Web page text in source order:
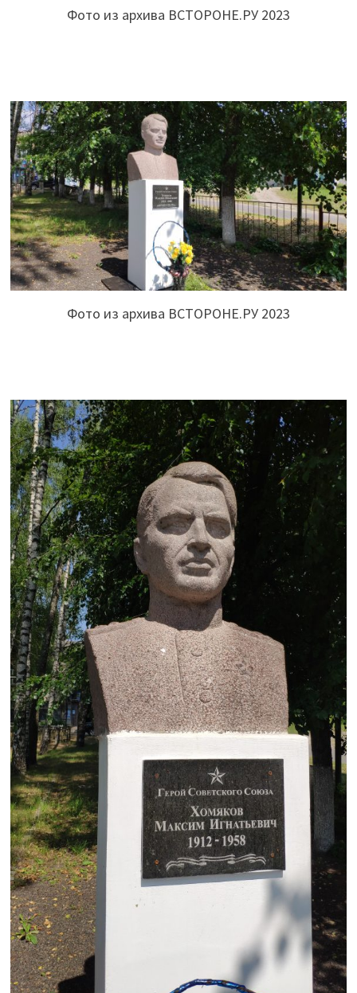
Фото из архива ВСТОРОНЕ.РУ 2023
Фото из архива ВСТОРОНЕ.РУ 2023